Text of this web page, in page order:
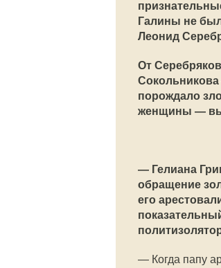
Галины не
Леонид
От
Сокольникова
порождало
женщины —
— Гелиана
обращение
его
— Когда папу